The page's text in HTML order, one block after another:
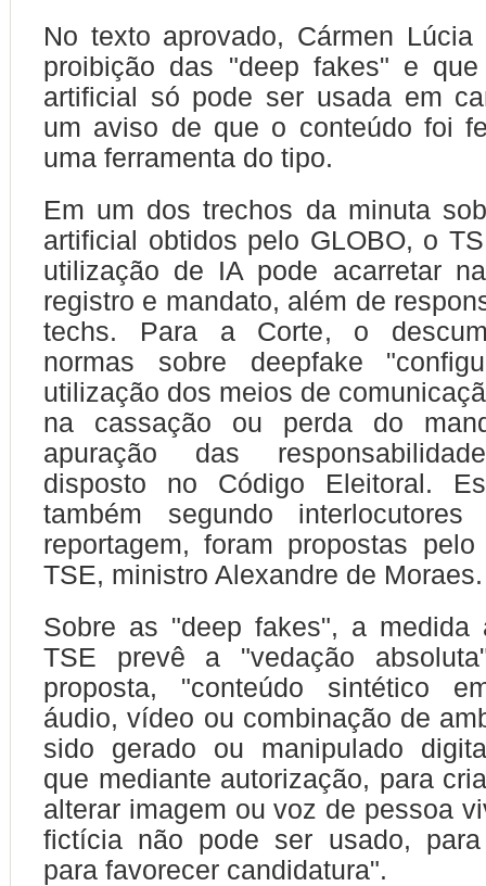
No texto aprovado, Cármen Lúcia
proibição das "deep fakes" e
artificial só pode ser usada em
um aviso de que o conteúdo foi
uma ferramenta do tipo.
Em um dos trechos da minuta
artificial obtidos pelo GLOBO, o
utilização de IA pode acarretar
registro e mandato, além de
techs. Para a Corte, o
normas sobre deepfake
utilização dos meios de
na cassação ou perda do
apuração das
disposto no Código Eleitoral.
também segundo
reportagem, foram propostas
TSE, ministro Alexandre de Moraes.
Sobre as "deep fakes", a medida
TSE prevê a "vedação
proposta, "conteúdo sintético
áudio, vídeo ou combinação de
sido gerado ou manipulado
que mediante autorização, para
alterar imagem ou voz de pessoa
fictícia não pode ser usado,
para favorecer candidatura".